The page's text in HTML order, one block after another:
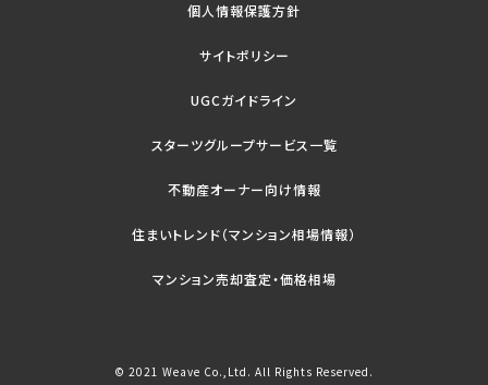
個人情報保護方針
サイトポリシー
UGCガイドライン
スターツグループサービス一覧
不動産オーナー向け情報
住まいトレンド（マンション相場情報）
マンション売却査定・価格相場
© 2021 Weave Co.,Ltd. All Rights Reserved.